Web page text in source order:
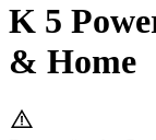
K 5
& Home